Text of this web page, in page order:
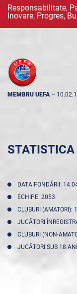
Responsabilitate,
Inovare, Progres,
MEMBRU UEFA --
STATISTICA
DATA FONDĂRII:
ECHIPE: 2053
CLUBURI (AMATORI):
JUCĂTORI
CLUBURI (NON-
JUCĂTORI SUB 18